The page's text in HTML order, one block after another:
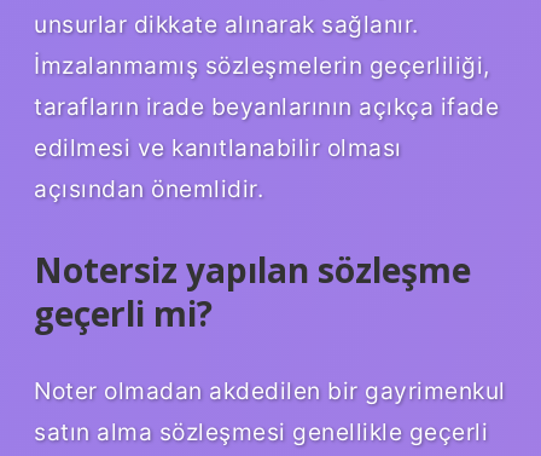
unsurlar dikkate alınarak sağlanır.
İmzalanmamış sözleşmelerin geçerliliği,
tarafların irade beyanlarının açıkça ifade
edilmesi ve kanıtlanabilir olması
açısından önemlidir.
Notersiz yapılan sözleşme
geçerli mi?
Noter olmadan akdedilen bir gayrimenkul
satın alma sözleşmesi genellikle geçerli